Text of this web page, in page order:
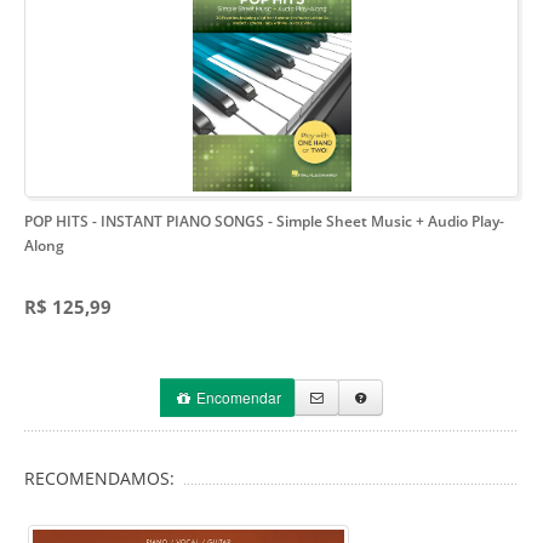
POP HITS - INSTANT PIANO SONGS - Simple Sheet Music + Audio Play-
Along
R$ 125,99
Encomendar
RECOMENDAMOS: